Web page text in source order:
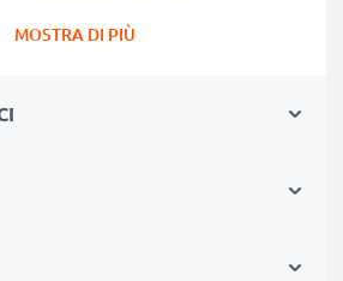
numero di cicli di carica-
MOSTRA DI PIÙ